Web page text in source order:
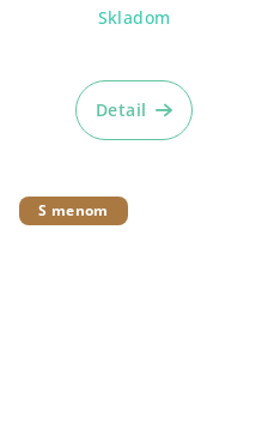
Skladom
Detail
S menom